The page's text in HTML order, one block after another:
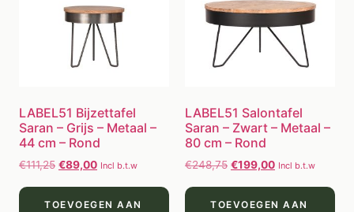
LABEL51 Bijzettafel
Saran – Grijs – Metaal –
44 cm – Rond
€111,25 €89,00 Incl b.t.w
TOEVOEGEN AAN
LABEL51 Salontafel
Saran – Zwart – Metaal –
80 cm – Rond
€248,75 €199,00 Incl b.t.w
TOEVOEGEN AAN